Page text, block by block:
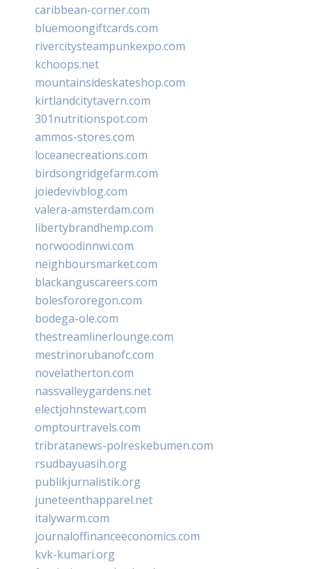
caribbean-corner.com
bluemoongiftcards.com
rivercitysteampunkexpo.com
kchoops.net
mountainsideskateshop.com
kirtlandcitytavern.com
301nutritionspot.com
ammos-stores.com
loceanecreations.com
birdsongridgefarm.com
joiedevivblog.com
valera-amsterdam.com
libertybrandhemp.com
norwoodinnwi.com
neighboursmarket.com
blackanguscareers.com
bolesfororegon.com
bodega-ole.com
thestreamlinerlounge.com
mestrinorubanofc.com
novelatherton.com
nassvalleygardens.net
electjohnstewart.com
omptourtravels.com
tribratanews-polreskebumen.com
rsudbayuasih.org
publikjurnalistik.org
juneteenthapparel.net
italywarm.com
journaloffinanceeconomics.com
kvk-kumari.org